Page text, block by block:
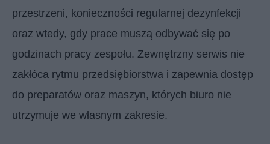
przestrzeni, konieczności regularnej dezynfekcji
oraz wtedy, gdy prace muszą odbywać się po
godzinach pracy zespołu. Zewnętrzny serwis nie
zakłóca rytmu przedsiębiorstwa i zapewnia dostęp
do preparatów oraz maszyn, których biuro nie
utrzymuje we własnym zakresie.